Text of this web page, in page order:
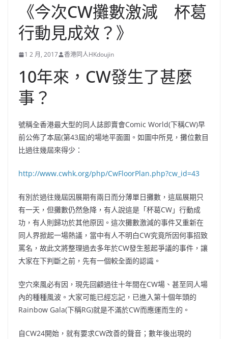
《今次CW攤數激減 杯葛
行動見成效？》
1 2 月, 2017 香港同人HKdoujin
10年來，CW發生了甚麼
事？
號稱全香港最大型的同人誌即賣會Comic World(下稱CW)早
前公佈了本屆(第43屆)的場地平面圖。如圖中所見，攤位數目
比過往幾屆來得少：
http://www.cwhk.org/php/CwFloorPlan.php?cw_id=43
有別於過往幾屆因展期有兩日而分薄單日攤數，這屆展期只
有一天，但攤數仍然急降，有人說這是「杯葛CW」行動成
功，有人則歸功於其他原因。這次攤數激減的事件又重新在
同人界掀起一場熱議，當中有人不明白CW究竟所因何事招致
罵名，故此文將整理過去多年於CW發生惹起爭議的事件，讓
大家在下判斷之前，先有一個較全面的認識。
空穴來風必有因，現先回顧過往十年間在CW場、甚至同人場
內的種種風波。大家可能已經忘記，已進入第十個年頭的
Rainbow Gala(下稱RG)就是不滿於CW而應運而生的。
自CW24開始，就有要求CW改善的聲音；數年後出現的